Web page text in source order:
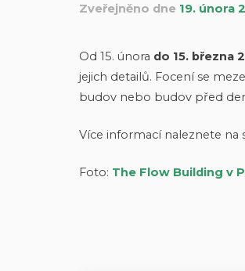
Zveřejněno dne 19. února
Od 15. února do 15. března
jejich detailů. Focení se
budov nebo budov před
Více informací naleznete na
Foto: The Flow Building v